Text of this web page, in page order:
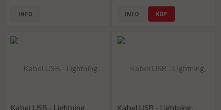
INFO INFO KÖP
Kabel USB - Lightning,
Kabel USB - Lightning,